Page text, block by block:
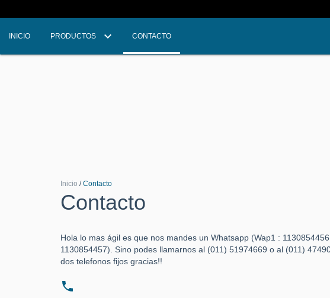
INICIO PRODUCTOS CONTACTO
Inicio / Contacto
Contacto
Hola lo mas ágil es que nos mandes un Whatsapp (Wap1 :
1130854457). Sino podes llamarnos al (011) 51974669 o al (011)
dos telefonos fijos gracias!!